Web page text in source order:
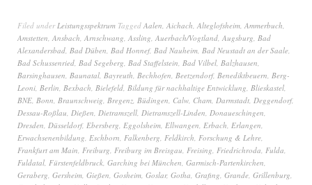
Filed underLeistungsspektrum Tagged Aalen, Aichach, Alteglofsheim, Ammerbuch,
Amstetten, Ansbach, Arnschwang, Assling, Auerbach/Vogtland, Augsburg, Bad
Alexandersbad, Bad Düben, Bad Honnef, Bad Nauheim, Bad Neustadt an der Saale,
Bad Schussenried, Bad Segeberg, Bad Staffelstein, Bad Vilbel, Balzhausen,
Barsinghausen, Baunatal, Bayreuth, Bechhofen, Beetzendorf, Benediktbeuern, Berg-
Leoni, Berlin, Bexbach, Bielefeld, Bildung für nachhaltige Entwicklung, Blieskastel,
BNE, Bonn, Braunschweig, Bregenz, Büdingen, Calw, Cham, Darmstadt, Deggendorf,
Dessau-Roßlau, Dießen, Dietramszell, Dietramszell-Linden, Donaueschingen,
Dresden, Düsseldorf, Ebersberg, Eggolsheim, Ellwangen, Erbach, Erlangen,
Erwachsenenbildung, Eschborn, Falkenberg, Feldkirch, Forschung & Lehre,
Frankfurt am Main, Freiburg, Freiburg im Breisgau, Freising, Friedrichroda, Fulda,
Fuldatal, Fürstenfeldbruck, Garching bei München, Garmisch-Partenkirchen,
Geraberg, Gersheim, Gießen, Gosheim, Goslar, Gotha, Grafing, Grande, Grillenburg,